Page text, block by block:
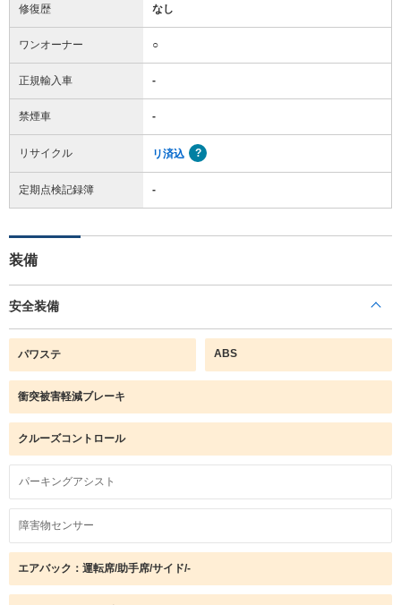
修復歴 なし
ワンオーナー ○
正規輸入車 -
禁煙車 -
リサイクル リ済込
定期点検記録簿 -
装備
安全装備
パワステ ABS
衝突被害軽減ブレーキ
クルーズコントロール
パーキングアシスト
障害物センサー
エアバック：運転席/助手席/サイド/-